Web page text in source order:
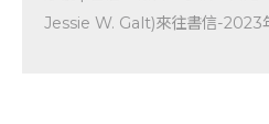
Jessie W. Galt)來往書信-2023